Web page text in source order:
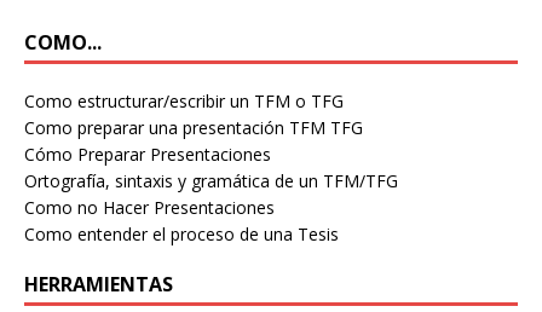
COMO...
Como estructurar/escribir un TFM o TFG
Como preparar una presentación TFM TFG
Cómo Preparar Presentaciones
Ortografía, sintaxis y gramática de un TFM/TFG
Como no Hacer Presentaciones
Como entender el proceso de una Tesis
HERRAMIENTAS